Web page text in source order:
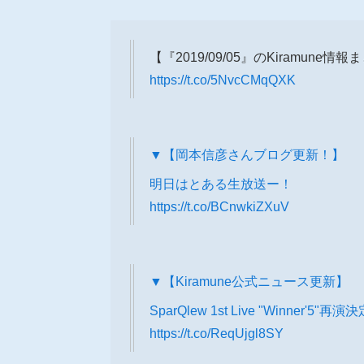
【『2019/09/05』のKiramune情報ま
https://t.co/5NvcCMqQXK
▼【岡本信彦さんブログ更新！】
明日はとある生放送ー！
https://t.co/BCnwkiZXuV
▼【Kiramune公式ニュース更新】
SparQlew 1st Live "Winner'5"再演決
https://t.co/ReqUjgl8SY